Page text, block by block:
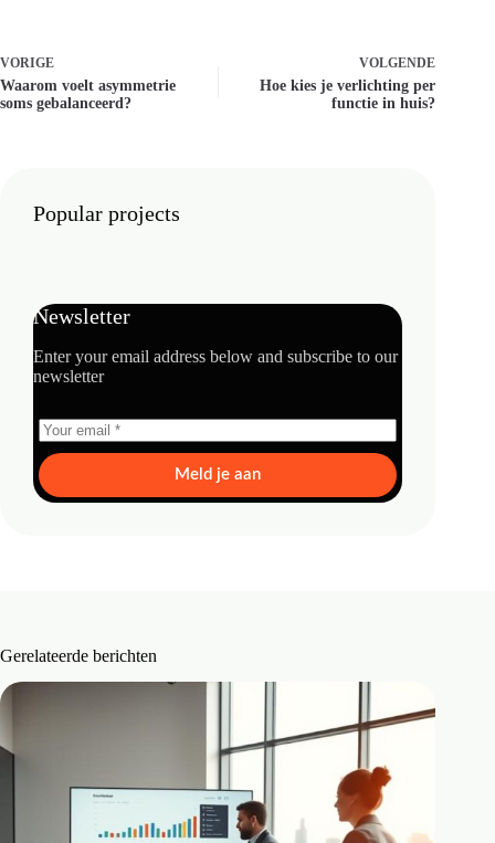
VORIGE
Waarom voelt asymmetrie
soms gebalanceerd?
VOLGENDE
Hoe kies je verlichting per
functie in huis?
Popular projects
Newsletter
Enter your email address below and subscribe to our
newsletter
Meld je aan
Gerelateerde berichten